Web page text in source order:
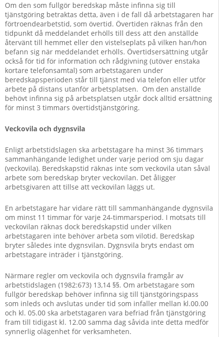
Om den som fullgör beredskap måste infinna sig till
tjänstgöring betraktas detta, även i de fall då arbetstagaren har
förtroendearbetstid, som övertid. Övertiden räknas från den
tidpunkt då meddelandet erhölls till dess att den anställde
återvänt till hemmet eller den vistelseplats på vilken han/hon
befann sig när meddelandet erhölls. Övertidsersättning utgår
också för tid för information och rådgivning (utöver enstaka
kortare telefonsamtal) som arbetstagaren under
beredskapsperioden står till tjänst med via telefon eller utför
arbete på distans utanför arbetsplatsen. Om den anställde
behövt infinna sig på arbetsplatsen utgår dock alltid ersättning
för minst 3 timmars övertidstjänstgöring.
Veckovila och dygnsvila
Enligt arbetstidslagen ska arbetstagare ha minst 36 timmars
sammanhängande ledighet under varje period om sju dagar
(veckovila). Beredskapstid räknas inte som veckovila utan såväl
arbete som beredskap bryter veckovilan. Det åligger
arbetsgivaren att tillse att veckovilan läggs ut.
En arbetstagare har vidare rätt till sammanhängande dygnsvila
om minst 11 timmar för varje 24-timmarsperiod. I motsats till
veckovilan räknas dock beredskapstid under vilken
arbetstagaren inte behöver arbeta som vilotid. Beredskap
bryter således inte dygnsvilan. Dygnsvila bryts endast om
arbetstagare inträder i tjänstgöring.
Närmare regler om veckovila och dygnsvila framgår av
arbetstidslagen (1982:673) 13,14 §§. Om arbetstagare som
fullgör beredskap behöver infinna sig till tjänstgöringspass
som inleds och avslutas under tid som infaller mellan kl.00.00
och kl. 05.00 ska arbetstagaren vara befriad från tjänstgöring
fram till tidigast kl. 12.00 samma dag såvida inte detta medför
synnerlig olägenhet för verksamheten.